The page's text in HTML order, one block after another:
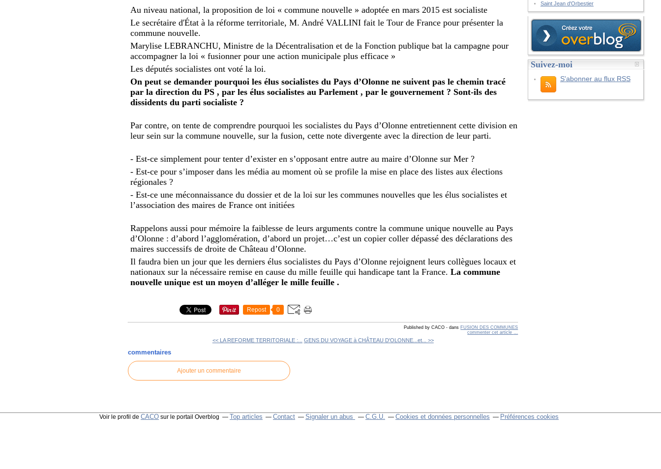
Au niveau national, la proposition de loi « commune nouvelle » adoptée en mars 2015 est socialiste
Le secrétaire d'État à la réforme territoriale, M. André VALLINI fait le Tour de France pour présenter la
commune nouvelle.
Marylise LEBRANCHU, Ministre de la Décentralisation et de la Fonction publique bat la campagne pour
accompagner la loi « fusionner pour une action municipale plus efficace »
Les députés socialistes ont voté la loi.
On peut se demander pourquoi les élus socialistes du Pays d’Olonne ne suivent pas le chemin tracé
par la direction du PS , par les élus socialistes au Parlement , par le gouvernement ? Sont-ils des
dissidents du parti socialiste ?
Par contre, on tente de comprendre pourquoi les socialistes du Pays d’Olonne entretiennent cette division en
leur sein sur la commune nouvelle, sur la fusion, cette note divergente avec la direction de leur parti.
- Est-ce simplement pour tenter d’exister en s’opposant entre autre au maire d’Olonne sur Mer ?
- Est-ce pour s’imposer dans les média au moment où se profile la mise en place des listes aux élections
régionales ?
- Est-ce une méconnaissance du dossier et de la loi sur les communes nouvelles que les élus socialistes et
l’association des maires de France ont initiées
Rappelons aussi pour mémoire la faiblesse de leurs arguments contre la commune unique nouvelle au Pays
d’Olonne : d’abord l’agglomération, d’abord un projet…c’est un copier coller dépassé des déclarations des
maires successifs de droite de Château d’Olonne.
Il faudra bien un jour que les derniers élus socialistes du Pays d’Olonne rejoignent leurs collègues locaux et
nationaux sur la nécessaire remise en cause du mille feuille qui handicape tant la France.La commune
nouvelle unique est un moyen d’alléger le mille feuille .
Repost 0
Published by CACO - dans FUSION DES COMMUNES
commenter cet article
<< LA REFORME TERRITORIALE :... GENS DU VOYAGE à CHÂTEAU D'OLONNE...et... >>
commentaires
Ajouter un commentaire
Saint Jean d'Orbestier
Suivez-moi
S'abonner au flux RSS
Voir le profil de CACO sur le portail Overblog Top articles Contact Signaler un abus C.G.U. Cookies et données personnelles Préférences cookies